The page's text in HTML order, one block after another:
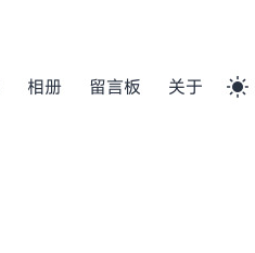
相册 留言板 关于